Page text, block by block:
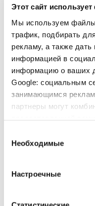
Этот сайт
Мы используем
трафик, подбирать
рекламу, а также
информацией в
информацию о ваших
Google: социальным
занимающимся
партнеры могут
вами их сервисов.
согласия
Необходимые
Настроечные
- Цвет: Бежевый и
- Высота: 23,5 см
- Ширина: 31 см
- Глубина: 12 см
- Сделано в Италии
ПОЧЕМУ ОН
СДЕЛАНО В ИТАЛИИ
ДОСТАВКА